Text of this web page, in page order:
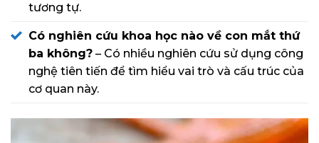
tương tự.
Có nghiên cứu khoa học nào về con mắt thứ
ba không? – Có nhiều nghiên cứu sử dụng công
nghệ tiên tiến để tìm hiểu vai trò và cấu trúc của
cơ quan này.